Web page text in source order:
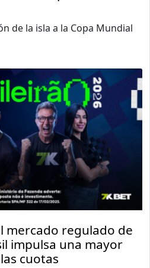
de la isla a la Copa Mundial
mercado regulado de
impulsa una mayor
cuotas